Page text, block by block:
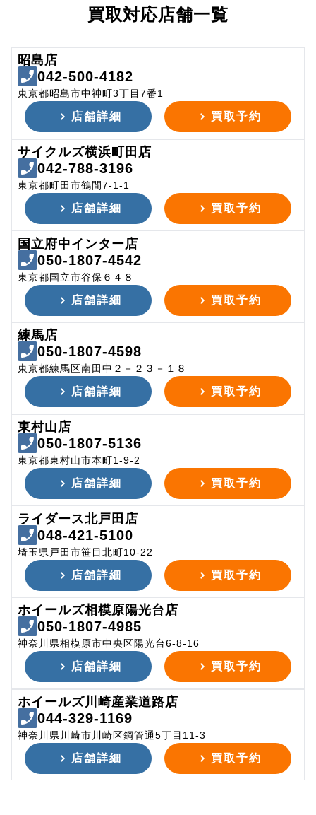
買取対応店舗一覧
昭島店
042-500-4182
東京都昭島市中神町3丁目7番1
店舗詳細 買取予約
サイクルズ横浜町田店
042-788-3196
東京都町田市鶴間7-1-1
店舗詳細 買取予約
国立府中インター店
050-1807-4542
東京都国立市谷保６４８
店舗詳細 買取予約
練馬店
050-1807-4598
東京都練馬区南田中２－２３－１８
店舗詳細 買取予約
東村山店
050-1807-5136
東京都東村山市本町1-9-2
店舗詳細 買取予約
ライダース北戸田店
048-421-5100
埼玉県戸田市笹目北町10-22
店舗詳細 買取予約
ホイールズ相模原陽光台店
050-1807-4985
神奈川県相模原市中央区陽光台6-8-16
店舗詳細 買取予約
ホイールズ川崎産業道路店
044-329-1169
神奈川県川崎市川崎区鋼管通5丁目11-3
店舗詳細 買取予約